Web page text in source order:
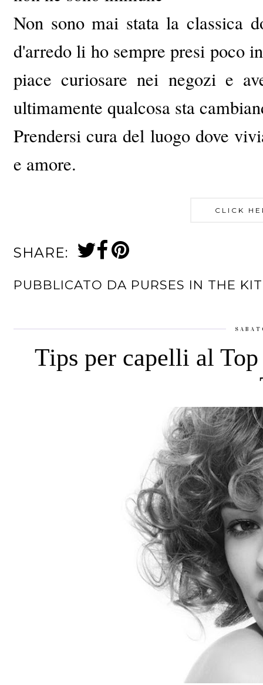
Non sono mai stata la classica
d'arredo li ho sempre presi poco
piace curiosare nei negozi e
ultimamente qualcosa sta
Prendersi cura del luogo dove
e amore.
CLICK
SHARE:
PUBBLICATO DA PURSES IN THE
Tips per capelli al